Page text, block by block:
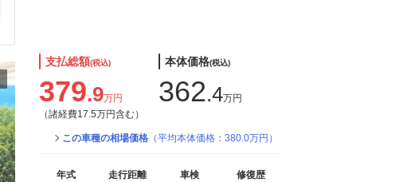
支払総額(税込)
379.9万円
（諸経費17.5万円含む）
本体価格(税込)
362.4万円
この車種の相場価格 （平均本体価格：380.0万円）
年式
走行距離
車検
修復歴